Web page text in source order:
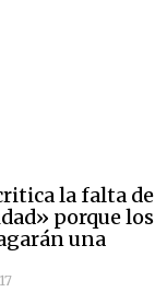
la falta de
porque los
una